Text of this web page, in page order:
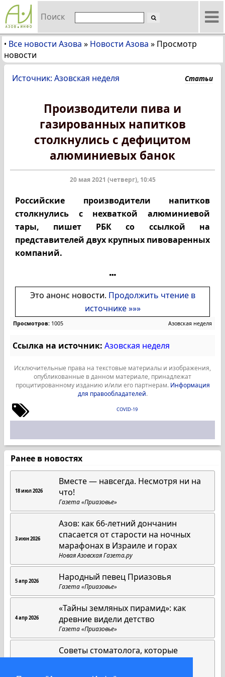
Поиск
• Все новости Азова » Новости Азова » Просмотр
новости
Источник: Азовская неделя Статьи
Производители пива и
газированных напитков
столкнулись с дефицитом
алюминиевых банок
20 мая 2021 (четверг), 10:45
Российские производители напитков
столкнулись с нехваткой алюминиевой
тары, пишет РБК со ссылкой на
представителей двух крупных пивоваренных
компаний.
Это анонс новости. Продолжить чтение в
источнике »»»
Просмотров: 1005 Азовская неделя
Ссылка на источник: Азовская неделя
Исключительные права на текстовые материалы и изображения,
опубликованные в данном материале, принадлежат
процитированному изданию и/или его партнерам. Информация
для правообладателей.
COVID-19
Ранее в новостях
18 июл 2026
Вместе — навсегда. Несмотря ни на
что!
Газета «Приазовье»
3 июн 2026
Азов: как 66-летний дончанин
спасается от старости на ночных
марафонах в Израиле и горах
Новая Азовская Газета.ру
5 апр 2026 Народный певец Приазовья
Газета «Приазовье»
4 апр 2026
«Тайны земляных пирамид»: как
древние видели детство
Газета «Приазовье»
Советы стоматолога, которые